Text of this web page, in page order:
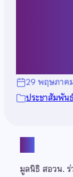
29 พฤษภาค
ประชาสัมพัน
มูลนิธิ สอวน.